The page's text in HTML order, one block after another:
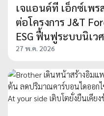
เจแอนด์ที เอ็กซ์เพร
ต่อโครงการ J&T
ESG ฟื้นฟูระบบนิเว
27 พ.ค. 2026